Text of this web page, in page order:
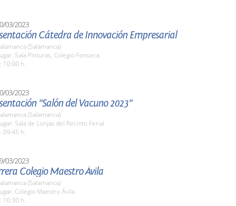
03/2023
Cátedra de Innovación Empresarial
(Salamanca)
Sala Pinturas, Colegio Fonseca
10:00 h.
03/2023
"Salón del Vacuno 2023"
(Salamanca)
Sala de Lonjas del Recinto Ferial
09:45 h.
03/2023
Colegio Maestro Ávila
(Salamanca)
Colegio Maestro Ávila
10:30 h.